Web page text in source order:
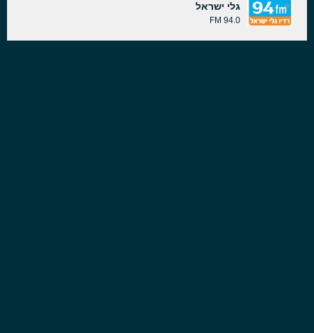
גלי ישראל
94.0 FM